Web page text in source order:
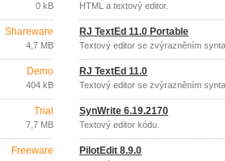
0 kB
Shareware
4,7 MB
Demo
404 kB
Trial
7,7 MB
Freeware
HTML a textový editor.
RJ TextEd 11.0 Portable
Textový editor se zvýrazněním
RJ TextEd 11.0
Textový editor se zvýrazněním
SynWrite 6.19.2170
Textový editor kódu.
PilotEdit 8.9.0